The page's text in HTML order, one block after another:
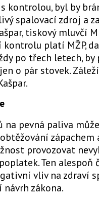
kontrolou, byl by
spalovací zdroj a
tiskový mluvčí
platí MŽP,
po třech letech,
jen o pár stovek.
na pevná paliva
zápachem
provozovat
Ten alespoň
vliv na zdraví
návrh zákona.